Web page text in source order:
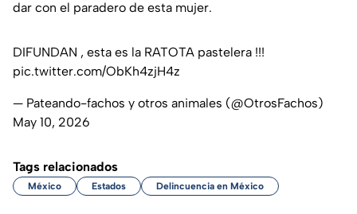
dar con el paradero de esta mujer.
DIFUNDAN , esta es la RATOTA pastelera !!!
pic.twitter.com/ObKh4zjH4z
— Pateando-fachos y otros animales (@OtrosFachos)
May 10, 2026
Tags relacionados
México Estados Delincuencia en México